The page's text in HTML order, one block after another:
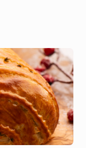
ートのエグゼク